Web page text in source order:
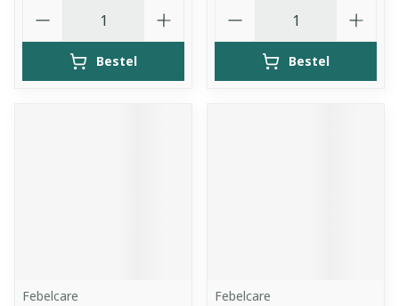
Bestel Bestel
Febelcare
Febelcare